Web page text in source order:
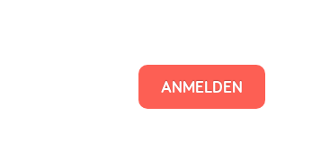
Anmelden